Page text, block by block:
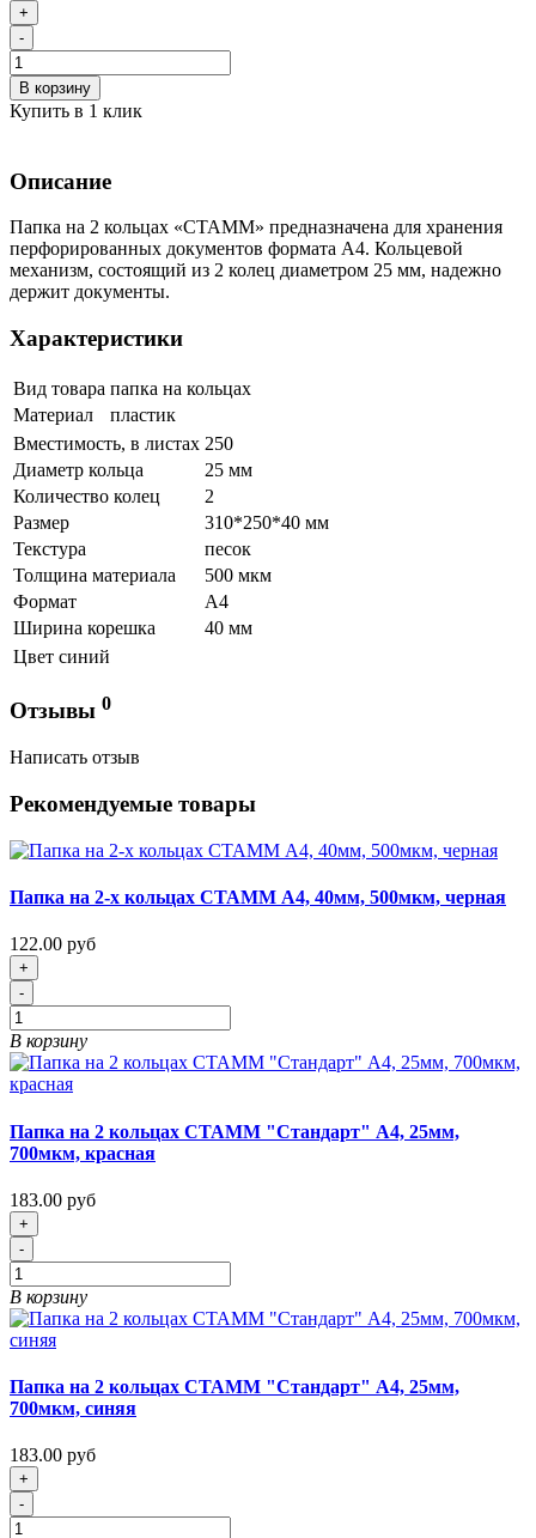
+
-
В корзину
Купить в 1 клик
Описание
Папка на 2 кольцах «СТАММ» предназначена для хранения
перфорированных документов формата А4. Кольцевой
механизм, состоящий из 2 колец диаметром 25 мм, надежно
держит документы.
Характеристики
Вид товара папка на кольцах
Материал
пластик
Вместимость, в листах 250
Диаметр кольца
25 мм
Количество колец
2
Размер
310*250*40 мм
Текстура
песок
Толщина материала
500 мкм
Формат
А4
Ширина корешка
40 мм
Цвет синий
Отзывы 0
Написать отзыв
Рекомендуемые товары
Папка на 2-х кольцах СТАММ А4, 40мм, 500мкм, черная
122.00 руб
+
-
В корзину
Папка на 2 кольцах СТАММ "Стандарт" А4, 25мм,
700мкм, красная
183.00 руб
+
-
В корзину
Папка на 2 кольцах СТАММ "Стандарт" А4, 25мм,
700мкм, синяя
183.00 руб
+
-